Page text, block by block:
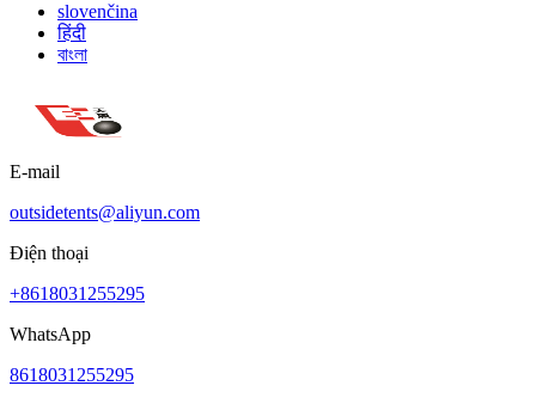
slovenčina
हिंदी
বাংলা
E-mail
outsidetents@aliyun.com
Điện thoại
+8618031255295
WhatsApp
8618031255295